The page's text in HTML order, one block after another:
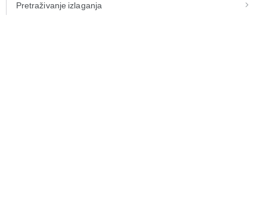
Pretraživanje izlaganja